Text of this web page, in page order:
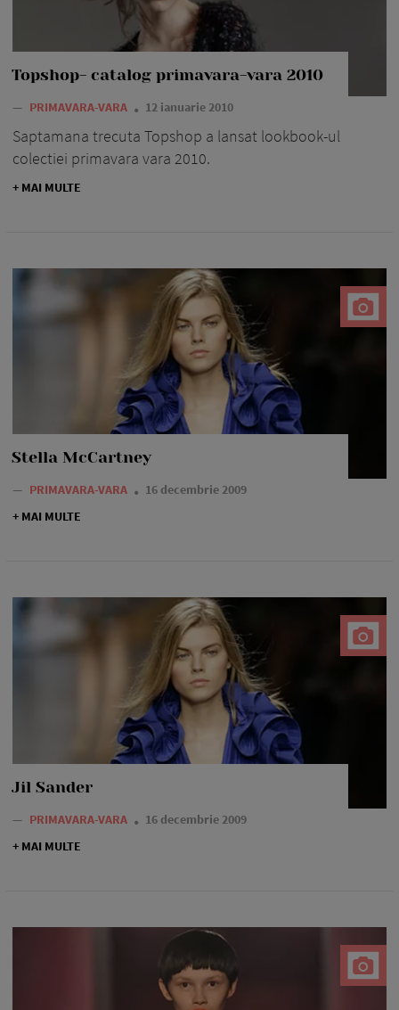
Topshop- catalog primavara-vara 2010
— PRIMAVARA-VARA 12 ianuarie 2010
Saptamana trecuta Topshop a lansat lookbook-ul
colectiei primavara vara 2010.
+ MAI MULTE
Stella McCartney
— PRIMAVARA-VARA
16 decembrie 2009
+ MAI MULTE
Jil Sander
— PRIMAVARA-VARA
16 decembrie 2009
+ MAI MULTE